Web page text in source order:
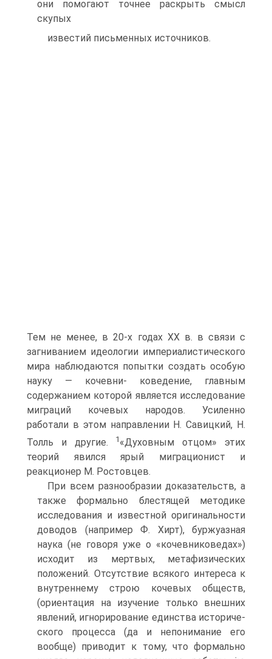
они помогают точнее раскрыть смысл
скупых
известий письменных источников.
Тем не менее, в 20-х годах XX в. в связи с
загниванием идеологии империалистического
мира наблюдаются попытки создать особую
науку — кочевни- коведение, главным
содержанием которой является исследо­вание
миграций кочевых народов. Усиленно
работали в этом направлении Н. Савицкий, Н.
Толль и другие.
1 «Духовным отцом» этих
теорий явился ярый миграционист и
реакционер М. Ростовцев.
При всем разнообразии доказательств, а
также формально блестящей методике
исследования и известной оригиналь­ности
доводов (например Ф. Хирт), буржуазная
наука (не говоря уже о «кочевниковедах»)
исходит из мертвых, мета­физических
положений. Отсутствие всякого интереса к
вну­треннему строю кочевых обществ,
(ориентация на изучение только внешних
явлений, игнорирование единства историче­
ского процесса (да и непонимание его
вообще) приводит к тому, что формально